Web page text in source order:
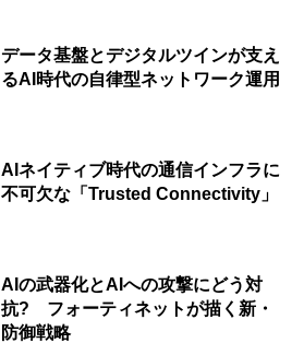
データ基盤とデジタルツインが支え
るAI時代の自律型ネットワーク運用
AIネイティブ時代の通信インフラに
不可欠な「Trusted Connectivity」
AIの武器化とAIへの攻撃にどう対
抗? フォーティネットが描く新・
防御戦略